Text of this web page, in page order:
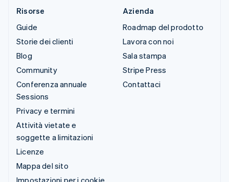
Risorse
Guide
Storie dei clienti
Blog
Community
Conferenza annuale
Sessions
Privacy e termini
Attività vietate e
soggette a limitazioni
Licenze
Mappa del sito
Azienda
Roadmap del prodotto
Lavora con noi
Sala stampa
Stripe Press
Contattaci